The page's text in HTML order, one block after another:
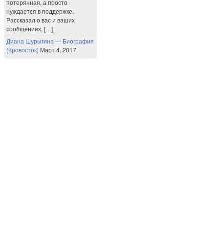
потерянная, а просто
нуждается в поддержке.
Рассказал о вас и ваших
сообщениях, […]
Диана Шурыгина — Биография
(Кровосток) Март 4, 2017